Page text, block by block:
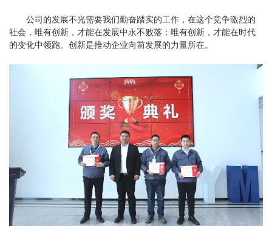
公司的发展不光需要我们勤奋踏实的工作，在这个竞争激烈的
社会，唯有创新，才能在发展中永不败落；唯有创新，才能在时代
的变化中领跑。创新是推动企业向前发展的力量所在。